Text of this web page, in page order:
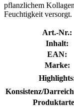
pflanzlichem
Feuchtigkeit versorgt.
Art.-Nr.:
Inhalt:
EAN:
Marke:
Konsistenz/